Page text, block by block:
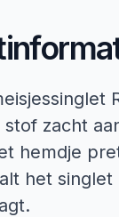
zacht
hemdje
het